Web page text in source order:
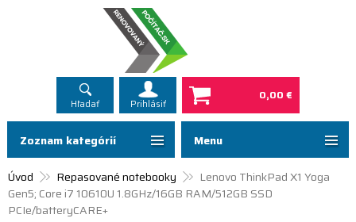
Hľadať Prihlásiť
0,00 €
Menu
Úvod Repasované notebooky
Lenovo ThinkPad X1 Yoga
Gen5; Core i7 10610U 1.8GHz/16GB RAM/512GB SSD
PCIe/batteryCARE+
Zoznam kategórií